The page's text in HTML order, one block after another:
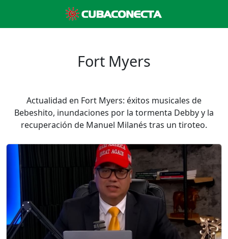
Fort Myers
Actualidad en Fort Myers: éxitos musicales de
Bebeshito, inundaciones por la tormenta Debby y la
recuperación de Manuel Milanés tras un tiroteo.